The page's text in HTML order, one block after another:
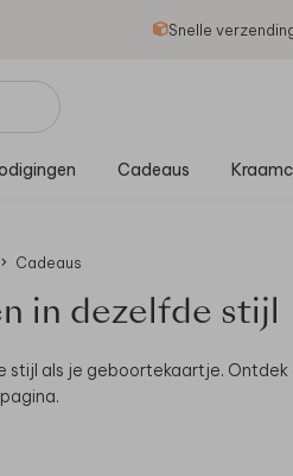
Snelle
Cadeaus
Cadeaus
in dezelfde stijl
stijl als je geboortekaartje.
pagina.